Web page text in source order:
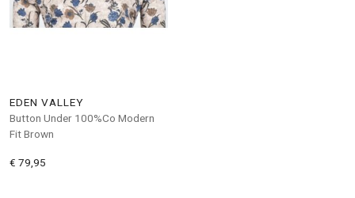
EDEN VALLEY
Button Under 100%Co Modern
Fit Brown
€ 79,95